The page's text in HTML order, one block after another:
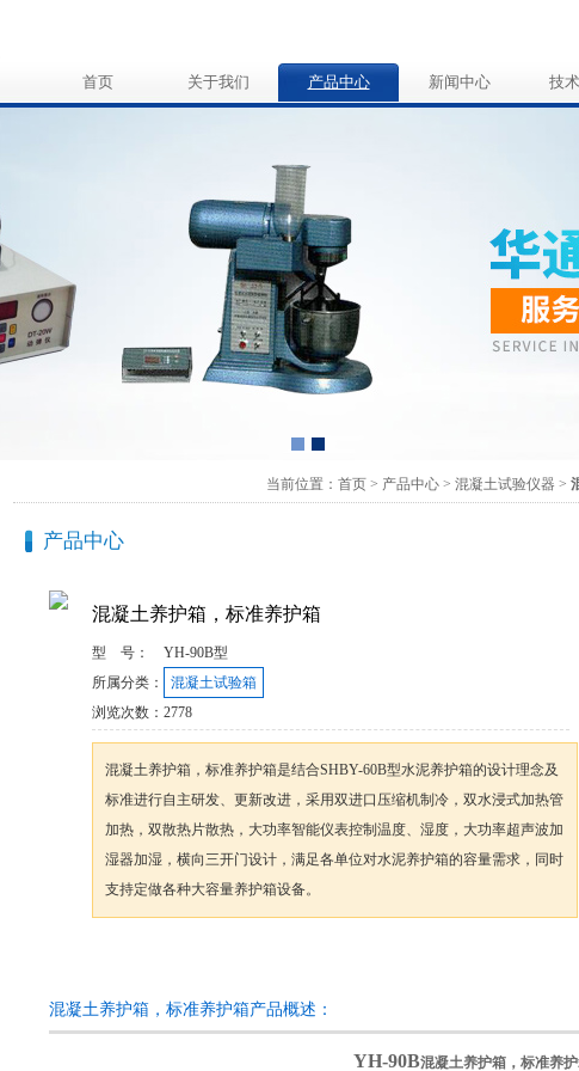
首页 关于我们 产品中心 新闻中心 技
当前位置： 首页 > 产品中心 > 混凝土试验仪器 >
产品中心
混凝土养护箱，标准养护箱
型 号：
YH-90B型
所属分类：
混凝土试验箱
浏览次数： 2778
混凝土养护箱，标准养护箱是结合SHBY-60B型水泥养护箱的设计理念及
标准进行自主研发、更新改进，采用双进口压缩机制冷，双水浸式加热管
加热，双散热片散热，大功率智能仪表控制温度、湿度，大功率超声波加
湿器加湿，横向三开门设计，满足各单位对水泥养护箱的容量需求，同时
支持定做各种大容量养护箱设备。
混凝土养护箱，标准养护箱产品概述：
YH-90B混凝土养护箱，标准养